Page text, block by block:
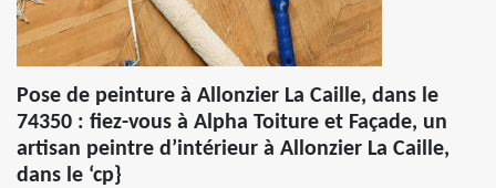
Pose de peinture à Allonzier La Caille, dans le
74350 : fiez-vous à Alpha Toiture et Façade, un
artisan peintre d’intérieur à Allonzier La Caille,
dans le ‘cp}